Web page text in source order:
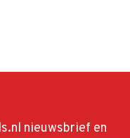
nieuwsbrief en